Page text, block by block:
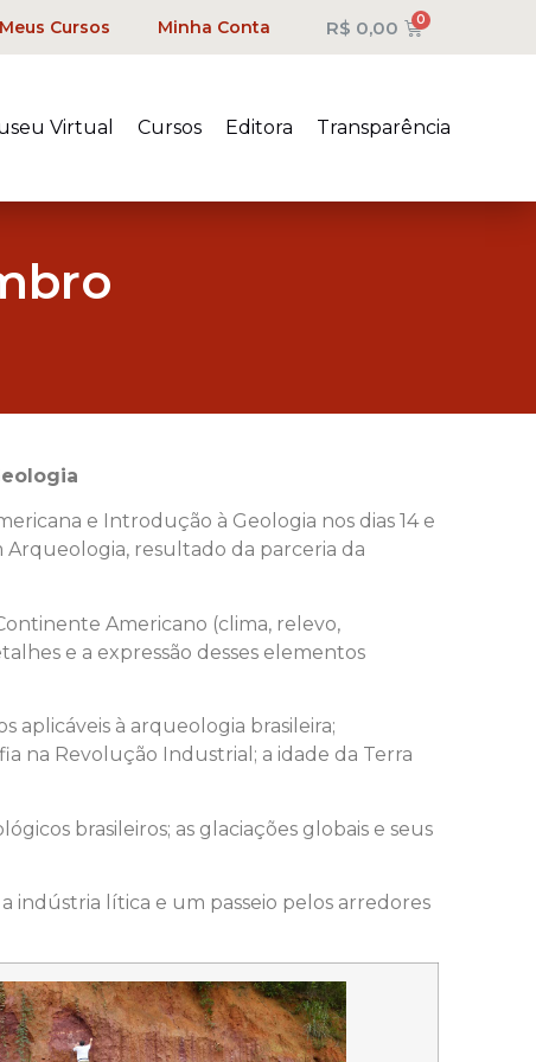
Meus Cursos Minha Conta R$ 0,00
Virtual Cursos Editora Transparência
e Introdução à Geologia nos dias 14 e
Arqueologia, resultado da parceria da
Americano (clima, relevo,
e a expressão desses elementos
aplicáveis à arqueologia brasileira;
na Revolução Industrial; a idade da Terra
brasileiros; as glaciações globais e seus
indústria lítica e um passeio pelos arredores